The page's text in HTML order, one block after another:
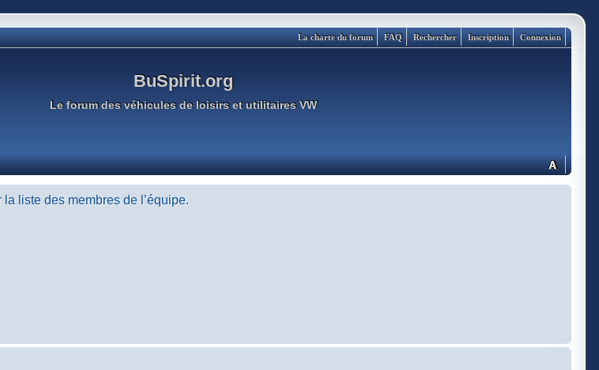
Connexion
Inscription
Rechercher
FAQ
La charte du forum
BuSpirit.org
Le forum des véhicules de loisirs et utilitaires VW
liste des membres de l’équipe.